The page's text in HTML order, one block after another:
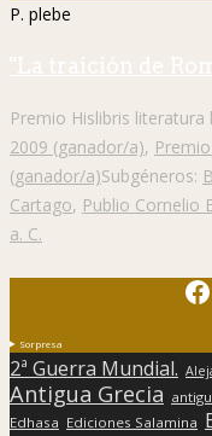
P. plebe
"La traición de
Premio Hislibris literatura
2009 (ganador/a),
(ganador/a)Subgéneros:
Cartago, Publio Cornelio
a. C.
Sorpresa
2ª Guerra Mundial.
Antigua Grecia
Edhasa Ediciones Salamina